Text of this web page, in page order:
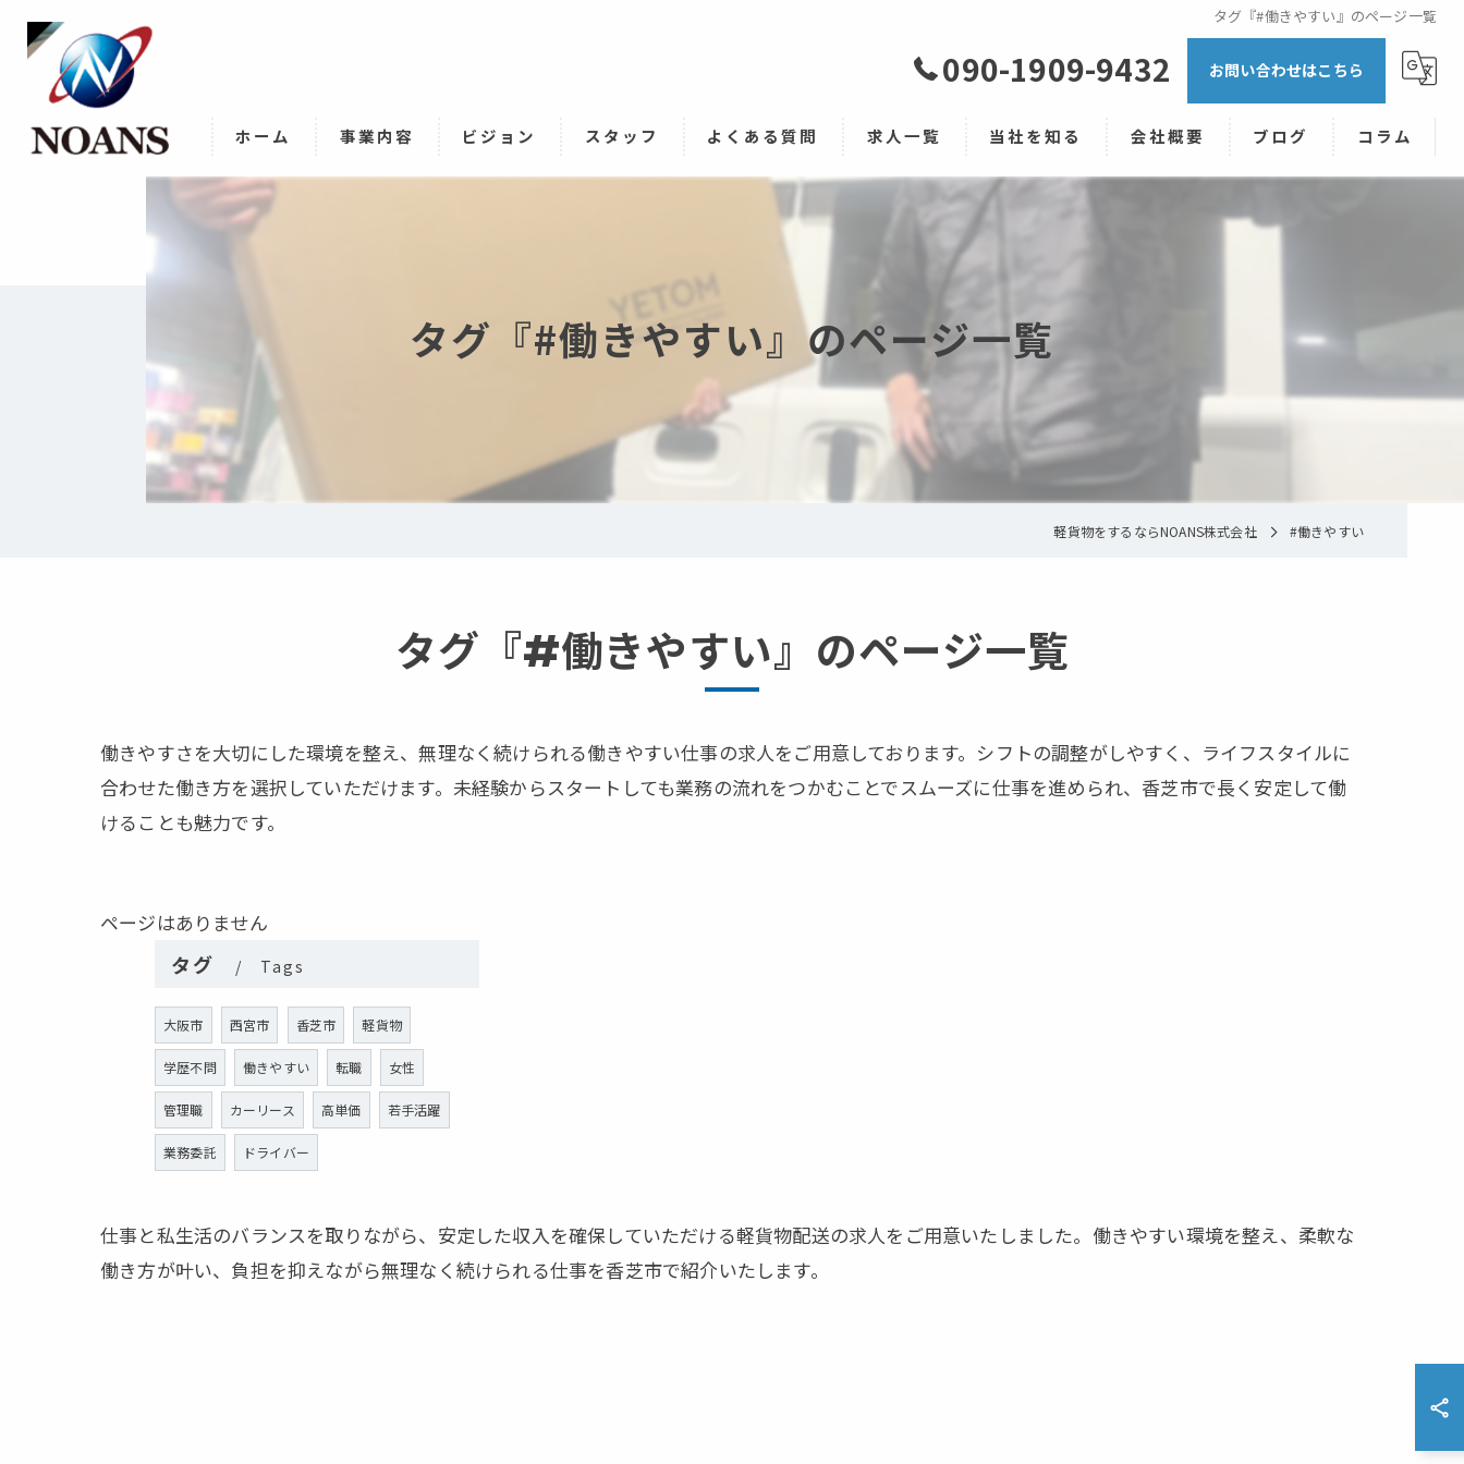
タグ『#働きやすい』のページ一覧
090-1909-9432 お問い合わせはこちら
ホーム 事業内容 ビジョン スタッフ よくある質問 求人一覧 当社を知る
シフト制
キャリアアップ
会社概要 ブログ コラム
タグ『#働きやすい』のページ一覧
軽貨物をするならNOANS株式会社 #働きやすい
タグ『#働きやすい』のページ一覧
働きやすさを大切にした環境を整え、無理なく続けられる働きやすい仕事の求人をご用意しております。シフトの調整がしやすく、ライフスタイルに
合わせた働き方を選択していただけます。未経験からスタートしても業務の流れをつかむことでスムーズに仕事を進められ、香芝市で長く安定して働
けることも魅力です。
ページはありません
タグ Tags
大阪市 西宮市 香芝市 軽貨物
学歴不問 働きやすい 転職 女性
管理職 カーリース 高単価 若手活躍
業務委託 ドライバー
仕事と私生活のバランスを取りながら、安定した収入を確保していただける軽貨物配送の求人をご用意いたしました。働きやすい環境を整え、柔軟な
働き方が叶い、負担を抑えながら無理なく続けられる仕事を香芝市で紹介いたします。